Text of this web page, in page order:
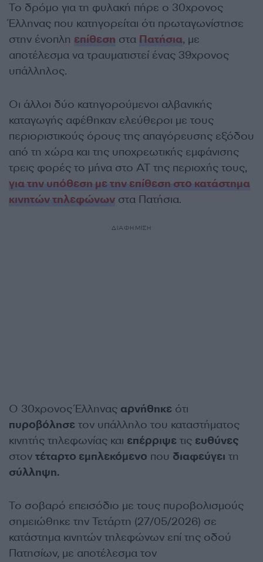
Το δρόμο για τη φυλακή πήρε ο 30χρονος
Έλληνας που κατηγορείται ότι πρωταγωνίστησε
στην ένοπλη επίθεση στα Πατήσια, με
αποτέλεσμα να τραυματιστεί ένας 39χρονος
υπάλληλος.
Οι άλλοι δύο κατηγορούμενοι αλβανικής
καταγωγής αφέθηκαν ελεύθεροι με τους
περιοριστικούς όρους της απαγόρευσης εξόδου
από τη χώρα και της υποχρεωτικής εμφάνισης
τρεις φορές το μήνα στο ΑΤ της περιοχής τους,
για την υπόθεση με την επίθεση στο κατάστημα
κινητών τηλεφώνων στα Πατήσια.
ΔΙΑΦΗΜΙΣΗ
Ο 30χρονος Έλληνας αρνήθηκε ότι
πυροβόλησε τον υπάλληλο του καταστήματος
κινητής τηλεφωνίας και επέρριψε τις ευθύνες
στον τέταρτο εμπλεκόμενο που διαφεύγει τη
σύλληψη.
Το σοβαρό επεισόδιο με τους πυροβολισμούς
σημειώθηκε την Τετάρτη (27/05/2026) σε
κατάστημα κινητών τηλεφώνων επί της οδού
Πατησίων, με αποτέλεσμα τον